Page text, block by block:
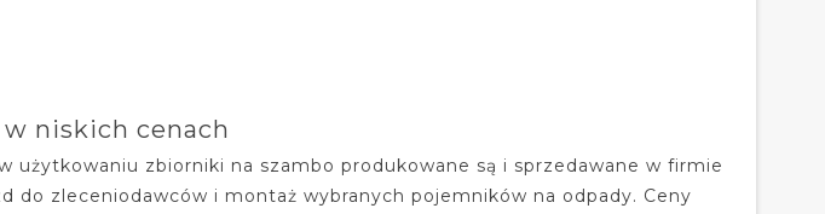
niskich cenach
użytkowaniu zbiorniki na szambo produkowane są i sprzedawane w firmie
do zleceniodawców i montaż wybranych pojemników na odpady. Ceny